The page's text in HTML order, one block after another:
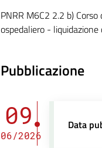
PNRR M6C2 2.2 b)
ospedaliero -
Pubblicazione
09
06/2026
Data